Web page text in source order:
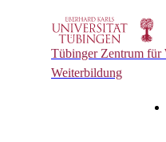
Tübinger Zentrum für
Weiterbildung